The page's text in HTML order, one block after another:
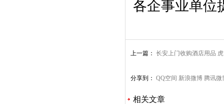
各企事业单位
上一篇： 长安上门收购酒店用品
分享到： QQ空间 新浪微博 腾讯微
相关文章